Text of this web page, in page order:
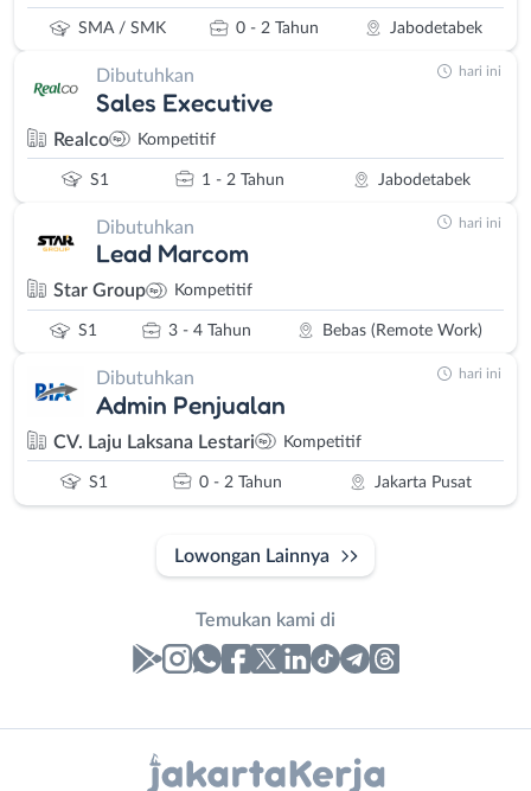
SMA / SMK 0 - 2 Tahun Jabodetabek
Dibutuhkan
Sales Executive
Realco Kompetitif
S1 1 - 2 Tahun Jabodetabek
hari ini
Dibutuhkan
Lead Marcom
Star Group Kompetitif
S1 3 - 4 Tahun Bebas (Remote Work)
hari ini
Dibutuhkan
Admin Penjualan
CV. Laju Laksana Lestari Kompetitif
S1 0 - 2 Tahun Jakarta Pusat
hari ini
Lowongan Lainnya
Temukan kami di